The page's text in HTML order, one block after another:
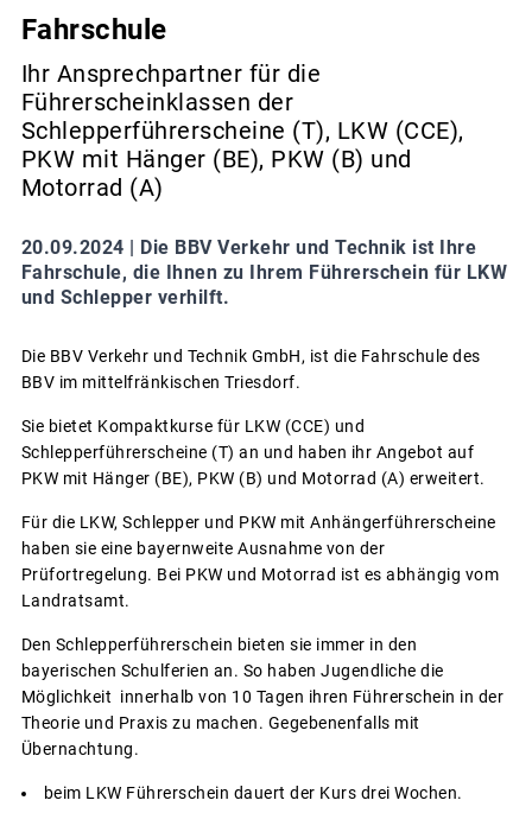
Fahrschule
Ihr Ansprechpartner für die
Führerscheinklassen der
Schlepperführerscheine (T), LKW (CCE),
PKW mit Hänger (BE), PKW (B) und
Motorrad (A)
20.09.2024 | Die BBV Verkehr und Technik ist Ihre
Fahrschule, die Ihnen zu Ihrem Führerschein für LKW
und Schlepper verhilft.
Die BBV Verkehr und Technik GmbH, ist die Fahrschule des
BBV im mittelfränkischen Triesdorf.
Sie bietet Kompaktkurse für LKW (CCE) und
Schlepperführerscheine (T) an und haben ihr Angebot auf
PKW mit Hänger (BE), PKW (B) und Motorrad (A) erweitert.
Für die LKW, Schlepper und PKW mit Anhängerführerscheine
haben sie eine bayernweite Ausnahme von der
Prüfortregelung. Bei PKW und Motorrad ist es abhängig vom
Landratsamt.
Den Schlepperführerschein bieten sie immer in den
bayerischen Schulferien an. So haben Jugendliche die
Möglichkeit innerhalb von 10 Tagen ihren Führerschein in der
Theorie und Praxis zu machen. Gegebenenfalls mit
Übernachtung.
beim LKW Führerschein dauert der Kurs drei Wochen.